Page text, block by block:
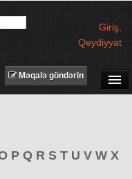
Giriş
Qeydiyyat
Məqalə göndərin
P Q R S T U V W X